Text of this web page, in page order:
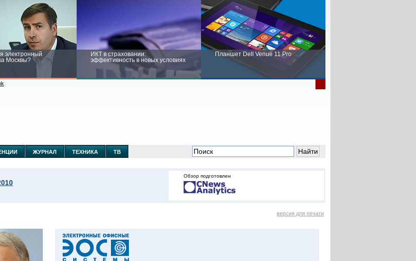
электронный
Москвы?
ИКТ в страховании:
эффективность в новых условиях
Планшет Dell Venue 11 Pro
новых условиях
ЖУРНАЛ ТЕХНИКА ТВ
Обзор подготовлен
версия для печати